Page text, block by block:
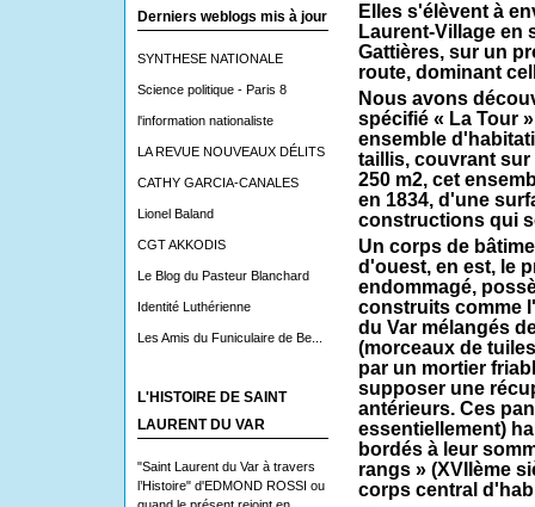
Derniers weblogs mis à jour
SYNTHESE NATIONALE
Science politique - Paris 8
l'information nationaliste
LA REVUE NOUVEAUX DÉLITS
CATHY GARCIA-CANALES
Lionel Baland
CGT AKKODIS
Le Blog du Pasteur Blanchard
Identité Luthérienne
Les Amis du Funiculaire de Be...
L'HISTOIRE DE SAINT
LAURENT DU VAR
"Saint Laurent du Var à travers
l’Histoire" d'EDMOND ROSSI ou
Elles s'élèvent à
Laurent-Village en
Gattières, sur un
route, dominant
Nous avons
spécifié « La Tour
ensemble
taillis, couvrant sur
250 m2, cet
en 1834, d'une
constructions qui
Un corps de
d'ouest, en est, le
endommagé,
construits comme
du Var mélangés
(morceaux de
par un mortier
supposer une
antérieurs. Ces
essentiellement)
bordés à leur
rangs » (XVIIème
corps central